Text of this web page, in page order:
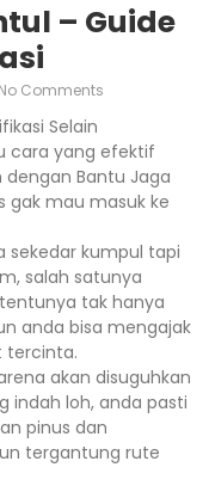
– Guide
No Comments
Selain
cara yang efektif
Bantu Jaga
gak mau masuk ke
sekedar kumpul tapi
salah satunya
tak hanya
anda bisa mengajak
tercinta.
akan disuguhkan
indah loh, anda pasti
pinus dan
tergantung rute